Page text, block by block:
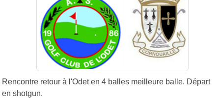
Rencontre retour à l'Odet en 4 balles meilleure balle. Départ
en shotgun.